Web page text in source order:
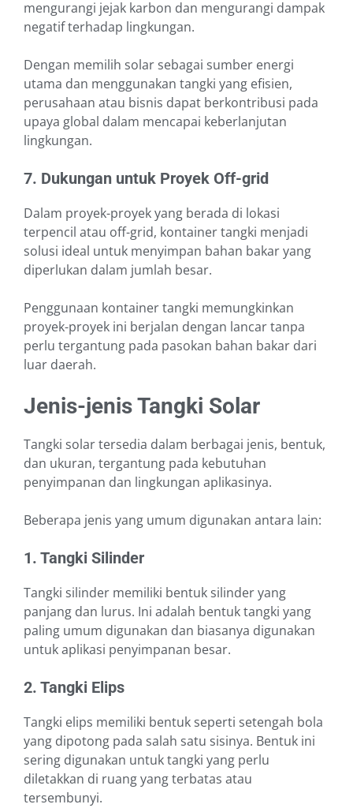
mengurangi jejak karbon dan mengurangi dampak
negatif terhadap lingkungan.
Dengan memilih solar sebagai sumber energi
utama dan menggunakan tangki yang efisien,
perusahaan atau bisnis dapat berkontribusi pada
upaya global dalam mencapai keberlanjutan
lingkungan.
7. Dukungan untuk Proyek Off-grid
Dalam proyek-proyek yang berada di lokasi
terpencil atau off-grid, kontainer tangki menjadi
solusi ideal untuk menyimpan bahan bakar yang
diperlukan dalam jumlah besar.
Penggunaan kontainer tangki memungkinkan
proyek-proyek ini berjalan dengan lancar tanpa
perlu tergantung pada pasokan bahan bakar dari
luar daerah.
Jenis-jenis Tangki Solar
Tangki solar tersedia dalam berbagai jenis, bentuk,
dan ukuran, tergantung pada kebutuhan
penyimpanan dan lingkungan aplikasinya.
Beberapa jenis yang umum digunakan antara lain:
1. Tangki Silinder
Tangki silinder memiliki bentuk silinder yang
panjang dan lurus. Ini adalah bentuk tangki yang
paling umum digunakan dan biasanya digunakan
untuk aplikasi penyimpanan besar.
2. Tangki Elips
Tangki elips memiliki bentuk seperti setengah bola
yang dipotong pada salah satu sisinya. Bentuk ini
sering digunakan untuk tangki yang perlu
diletakkan di ruang yang terbatas atau
tersembunyi.